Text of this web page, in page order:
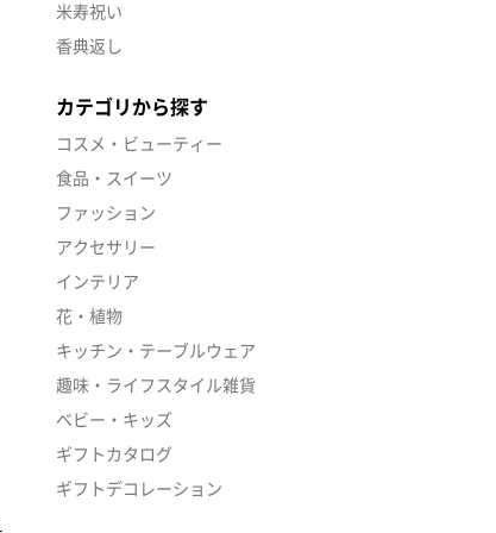
米寿祝い
香典返し
カテゴリから探す
コスメ・ビューティー
食品・スイーツ
ファッション
アクセサリー
インテリア
花・植物
キッチン・テーブルウェア
趣味・ライフスタイル雑貨
ベビー・キッズ
ギフトカタログ
ギフトデコレーション